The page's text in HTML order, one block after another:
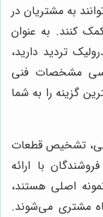
به مشتریان در
کنند. به عنوان
تردید دارید،
مشخصات فنی
گزینه را به شما
تشخیص قطعات
با ارائه
اصلی هستند،
مشتری می‌شوند.